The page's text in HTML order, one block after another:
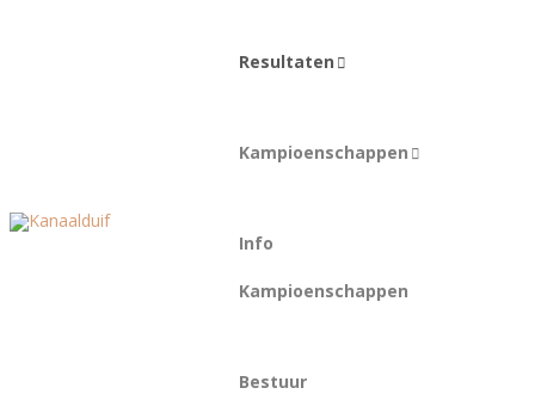
Resultaten
Kampioenschappen
Info
Kampioenschappen
Bestuur